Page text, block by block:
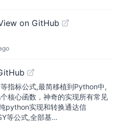
on GitHub
指标公式,最简移植到Python中,
核心函数，神奇的实现所有常见
python实现和转换通达信
等公式,全部基…